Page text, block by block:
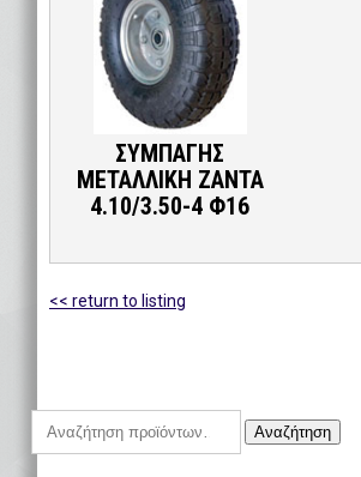
ΣΥΜΠΑΓΗΣ
ΜΕΤΑΛΛΙΚΗ ΖΑΝΤΑ
4.10/3.50-4 Φ16
<< return to listing
Αναζήτηση
για:
Αναζήτηση